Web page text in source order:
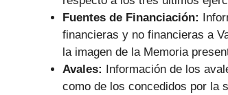
Fuentes de Financiación:
financieras y no financieras a
la imagen de la Memoria
Avales: Información de los
como de los concedidos por la